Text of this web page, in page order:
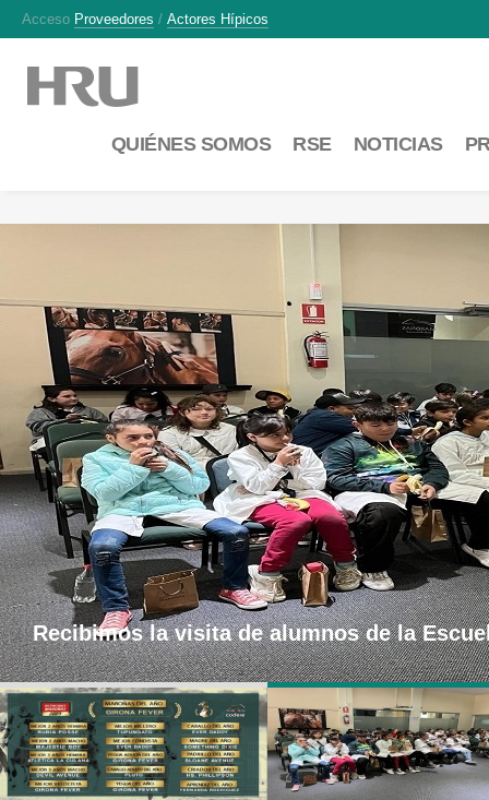
Acceso Proveedores / Actores Hípicos
QUIÉNES SOMOS RSE NOTICIAS
Recibimos la visita de alumnos de la